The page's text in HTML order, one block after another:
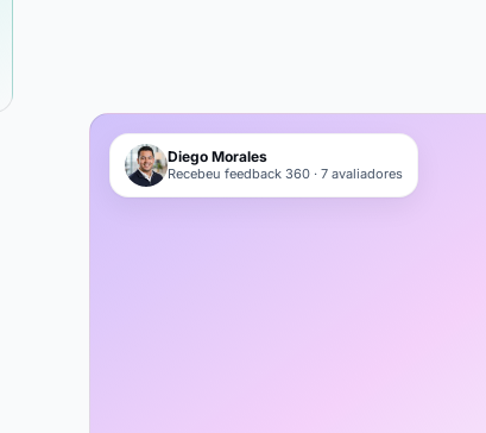
Diego Morales
Recebeu feedback 360 · 7 avaliadores